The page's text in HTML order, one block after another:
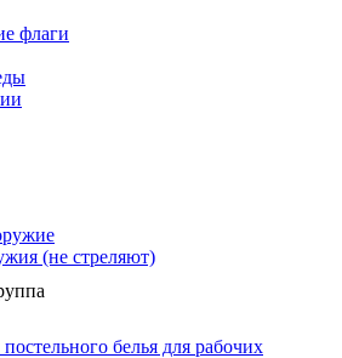
флаги
(не стреляют)
белья для рабочих